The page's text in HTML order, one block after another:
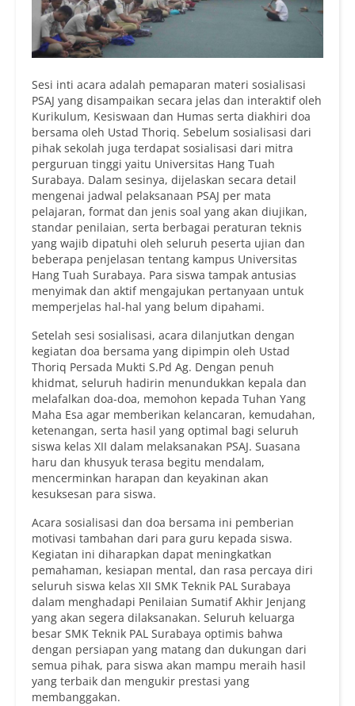
Sesi inti acara adalah pemaparan materi sosialisasi
PSAJ yang disampaikan secara jelas dan interaktif oleh
Kurikulum, Kesiswaan dan Humas serta diakhiri doa
bersama oleh Ustad Thoriq. Sebelum sosialisasi dari
pihak sekolah juga terdapat sosialisasi dari mitra
perguruan tinggi yaitu Universitas Hang Tuah
Surabaya. Dalam sesinya, dijelaskan secara detail
mengenai jadwal pelaksanaan PSAJ per mata
pelajaran, format dan jenis soal yang akan diujikan,
standar penilaian, serta berbagai peraturan teknis
yang wajib dipatuhi oleh seluruh peserta ujian dan
beberapa penjelasan tentang kampus Universitas
Hang Tuah Surabaya. Para siswa tampak antusias
menyimak dan aktif mengajukan pertanyaan untuk
memperjelas hal-hal yang belum dipahami.
Setelah sesi sosialisasi, acara dilanjutkan dengan
kegiatan doa bersama yang dipimpin oleh Ustad
Thoriq Persada Mukti S.Pd Ag. Dengan penuh
khidmat, seluruh hadirin menundukkan kepala dan
melafalkan doa-doa, memohon kepada Tuhan Yang
Maha Esa agar memberikan kelancaran, kemudahan,
ketenangan, serta hasil yang optimal bagi seluruh
siswa kelas XII dalam melaksanakan PSAJ. Suasana
haru dan khusyuk terasa begitu mendalam,
mencerminkan harapan dan keyakinan akan
kesuksesan para siswa.
Acara sosialisasi dan doa bersama ini pemberian
motivasi tambahan dari para guru kepada siswa.
Kegiatan ini diharapkan dapat meningkatkan
pemahaman, kesiapan mental, dan rasa percaya diri
seluruh siswa kelas XII SMK Teknik PAL Surabaya
dalam menghadapi Penilaian Sumatif Akhir Jenjang
yang akan segera dilaksanakan. Seluruh keluarga
besar SMK Teknik PAL Surabaya optimis bahwa
dengan persiapan yang matang dan dukungan dari
semua pihak, para siswa akan mampu meraih hasil
yang terbaik dan mengukir prestasi yang
membanggakan.